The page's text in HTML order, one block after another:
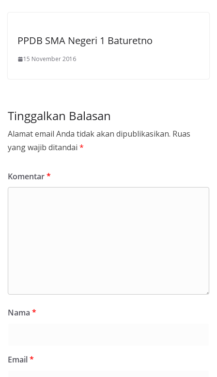
PPDB SMA Negeri 1 Baturetno
15 November 2016
Tinggalkan Balasan
Alamat email Anda tidak akan dipublikasikan. Ruas
yang wajib ditandai *
Komentar*
Nama *
Email*